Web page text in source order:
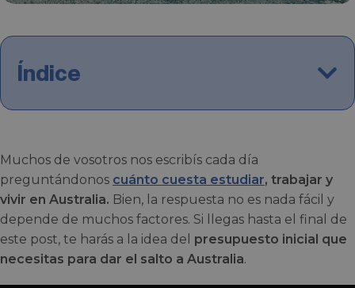
Índice
Muchos de vosotros nos escribís cada día
preguntándonos cuánto cuesta estudiar, trabajar y
vivir en Australia. Bien, la respuesta no es nada fácil y
depende de muchos factores. Si llegas hasta el final de
este post, te harás a la idea del presupuesto inicial que
necesitas para dar el salto a Australia.